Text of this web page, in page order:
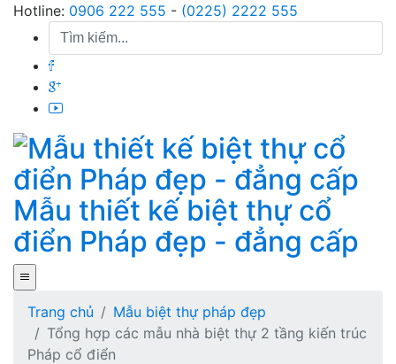
Skip
content
Hotline: 0906 222 555 - (0225) 2222 555
Mẫu thiết kế biệt thự cổ
điển Pháp đẹp - đẳng cấp
Trang chủ
Mẫu biệt thự pháp đẹp
Tổng hợp các mẫu nhà biệt thự 2 tầng kiến trúc
Pháp cổ điển